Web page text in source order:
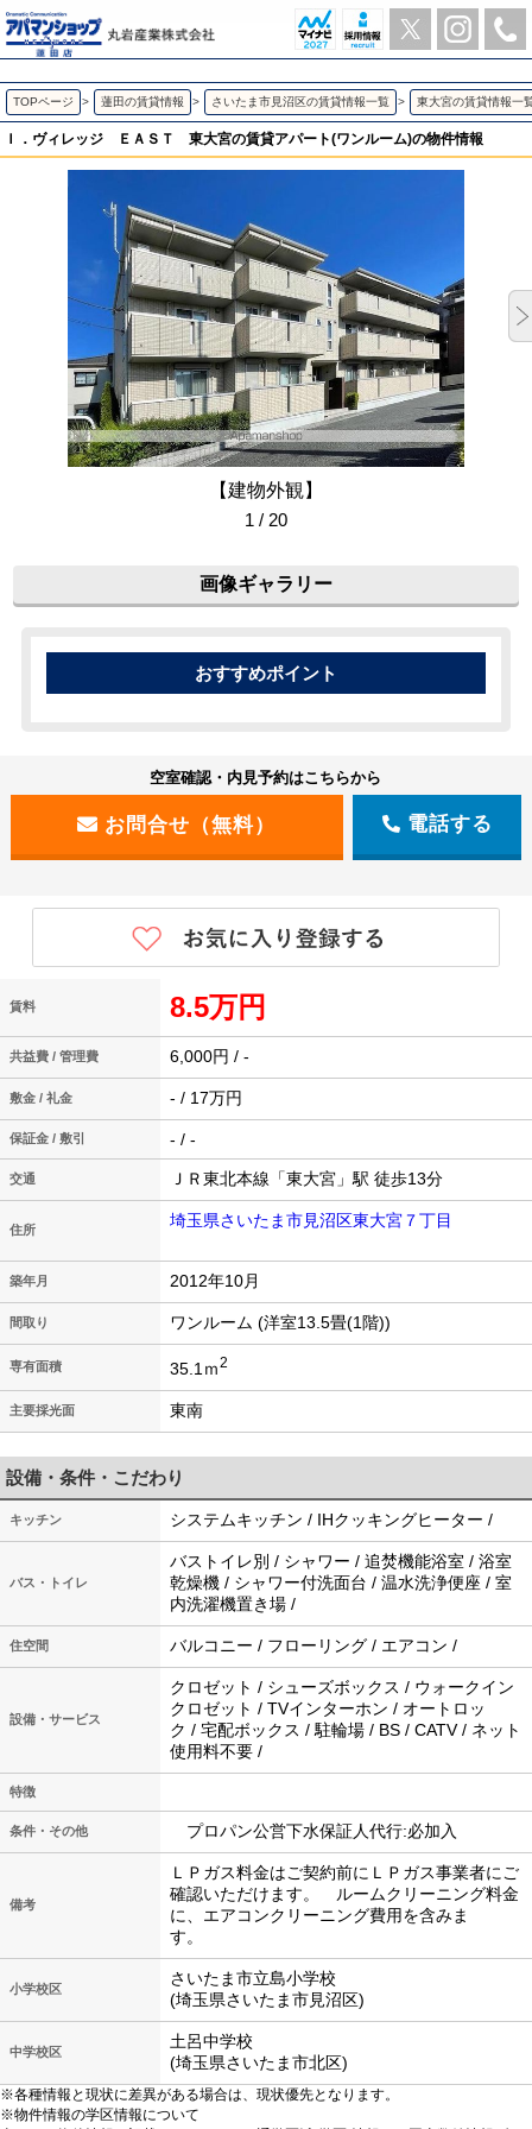
Ｉ．ヴィレッジ ＥＡＳＴ 東大宮のワンルーム賃貸アパート | アパマンショップ蓮田店-丸岩産業株式会社-
TOPページ > 蓮田の賃貸情報 > さいたま市見沼区の賃貸情報一覧 > 東大宮の賃貸情報一
Ｉ．ヴィレッジ ＥＡＳＴ 東大宮の賃貸アパート(ワンルーム)の物件情報
【建物外観】
1 / 20
画像ギャラリー
空室確認・内見予約はこちらから
電話する
賃料 8.5万円
共益費 / 管理費 6,000円 / -
敷金 / 礼金 - / 17万円
保証金 / 敷引 - / -
交通 ＪＲ東北本線「東大宮」駅 徒歩13分
住所 埼玉県さいたま市見沼区東大宮７丁目
築年月 2012年10月
間取り ワンルーム (洋室13.5畳(1階))
専有面積 35.1ｍ2
主要採光面 東南
設備・条件・こだわり
キッチン システムキッチン / IHクッキングヒーター /
バス・トイレ
バストイレ別 / シャワー / 追焚機能浴室 / 浴室
乾燥機 / シャワー付洗面台 / 温水洗浄便座 / 室
内洗濯機置き場 /
住空間 バルコニー / フローリング / エアコン /
設備・サービス
クロゼット / シューズボックス / ウォークイン
クロゼット / TVインターホン / オートロッ
ク / 宅配ボックス / 駐輪場 / BS / CATV / ネット
使用料不要 /
特徴
条件・その他 プロパン公営下水保証人代行:必加入
備考
ＬＰガス料金はご契約前にＬＰガス事業者にご
確認いただけます。 ルームクリーニング料金
に、エアコンクリーニング費用を含みま
す。
小学校区
さいたま市立島小学校
(埼玉県さいたま市見沼区)
中学校区
土呂中学校
(埼玉県さいたま市北区)
※各種情報と現状に差異がある場合は、現状優先となります。
※物件情報の学区情報について